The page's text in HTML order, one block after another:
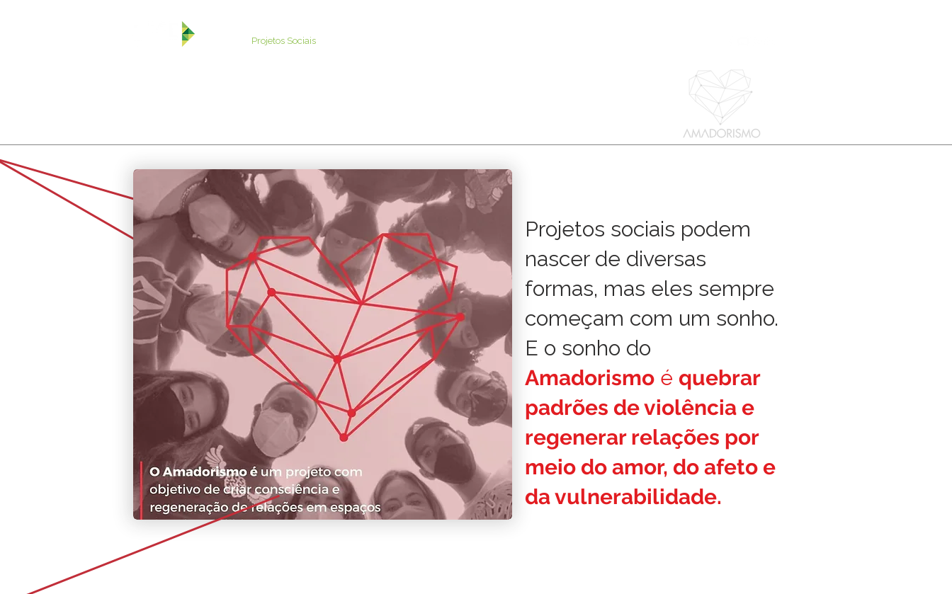
Projetos Sociais
Projetos sociais podem
nascer de diversas
formas, mas eles sempre
começam com um sonho.
E o sonho do
Amadorismo é quebrar
padrões de violência e
regenerar relações por
meio do amor, do afeto e
da vulnerabilidade.